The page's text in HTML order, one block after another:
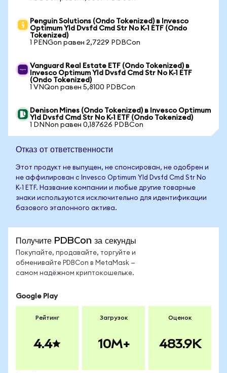
Penguin Solutions (Ondo Tokenized) в Invesco
Optimum Yld Dvsfd Cmd Str No K-1 ETF (Ondo
Tokenized)
1 PENGon равен 2,7229 PDBCon
Vanguard Real Estate ETF (Ondo Tokenized) в
Invesco Optimum Yld Dvsfd Cmd Str No K-1 ETF
(Ondo Tokenized)
1 VNQon равен 5,8100 PDBCon
Denison Mines (Ondo Tokenized) в Invesco Optimum
Yld Dvsfd Cmd Str No K-1 ETF (Ondo Tokenized)
1 DNNon равен 0,187626 PDBCon
Отказ от ответственности
Этот продукт не выпущен, не спонсирован, не одобрен и
не аффилирован с Invesco Optimum Yld Dvsfd Cmd Str No
K-1 ETF. Название компании и любые другие товарные
знаки используются исключительно для идентификации
базового эталонного актива.
Получите PDBCon за секунды
Покупайте, продавайте, торгуйте и
обменивайте PDBCon в MetaMask —
самом надёжном криптокошельке.
Google Play
Рейтинг
4.4
Загрузок
10M+
Оценок
483.9K